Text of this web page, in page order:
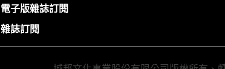
電子版雜誌訂閱
雜誌訂閱